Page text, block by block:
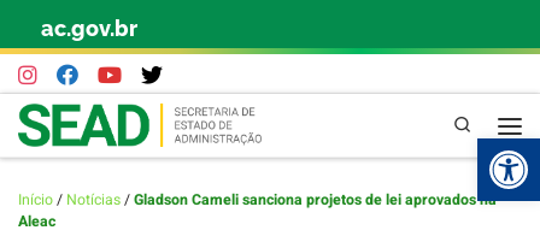
Skip to content
ac.gov.br
Pesquisa
Início/ Notícias/Gladson Cameli sanciona projetos de lei aprovados na
Aleac